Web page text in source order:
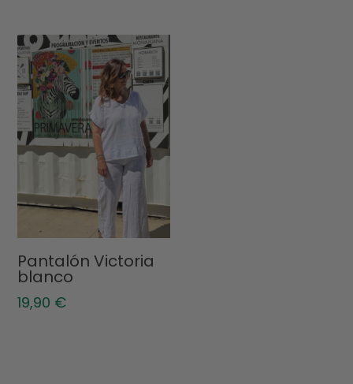
Pantalón Victoria
blanco
19,90 €